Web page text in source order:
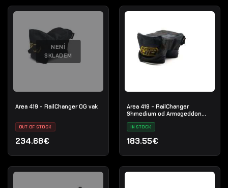
NENÍ
SKLADEM
Area 419 - RailChanger OG vak
OUT OF STOCK
234.68€
Area 419 - RailChanger
Shmedium od Armageddon
Gear
IN STOCK
183.55€